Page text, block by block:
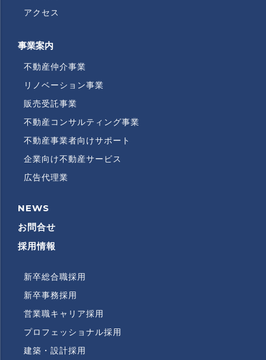
アクセス
事業案内
不動産仲介事業
リノベーション事業
販売受託事業
不動産コンサルティング事業
不動産事業者向けサポート
企業向け不動産サービス
広告代理業
RECRUITMENT
NEWS
お問合せ
採用情報
RECRUITMENT
SUBMENU
新卒総合職採用
新卒事務採用
営業職キャリア採用
プロフェッショナル採用
建築・設計採用